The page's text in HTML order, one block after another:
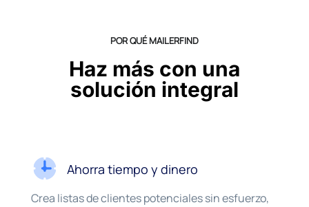
POR QUÉ MAILERFIND
Haz más con una
solución integral
Ahorra tiempo y dinero
Crea listas de clientes potenciales sin esfuerzo,